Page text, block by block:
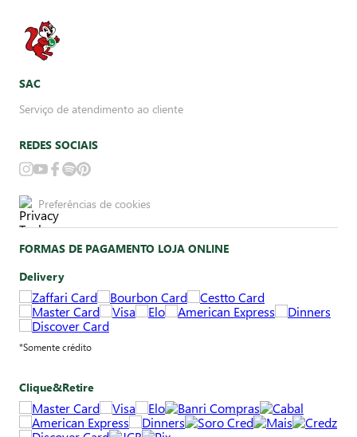
SAC
Serviço de atendimento ao cliente
REDES SOCIAIS
Preferências de cookies
FORMAS DE PAGAMENTO LOJA ONLINE
Delivery
*Somente crédito
Clique&Retire